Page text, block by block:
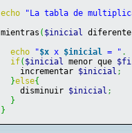
echo
"La tabla de
mientras ( $inicial
echo
"$x x $inicial = " .
if( $inicial menor que
incrementar $inicial ;
}else{
disminuir $inicial ;
}
}